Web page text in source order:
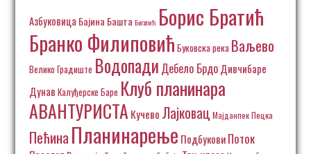
Азбуковица Бајина Башта Богатић Борис Братић
Бранко Филиповић Буковска река Ваљево
Велико Градиште Водопади Дебело БрдоДивчибаре
Дунав Калуђерске Баре Клуб планинара
АВАНТУРИСТА Кучево Лајковац Мајданпек Пецка
Пећина Планинарење ПодбуковиПоток